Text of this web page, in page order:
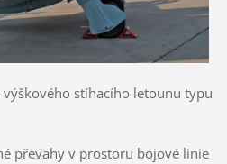
stíhacího letounu typu
převahy v prostoru bojové linie